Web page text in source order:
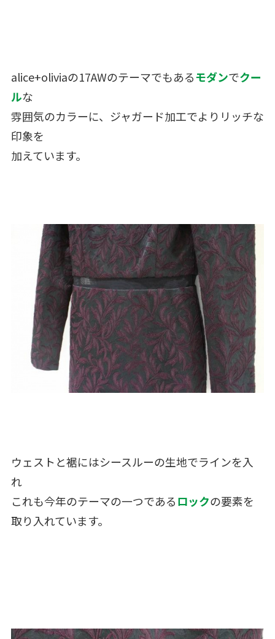
alice+oliviaの17AWのテーマでもあるモダンでクー
ルな
雰囲気のカラーに、ジャガード加工でよりリッチな
印象を
加えています。
ウェストと裾にはシースルーの生地でラインを入
れ
これも今年のテーマの一つであるロックの要素を
取り入れています。